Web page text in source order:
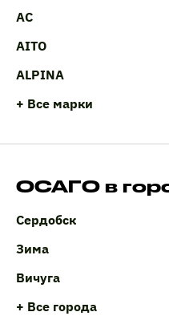
AC
AITO
ALPINA
+ Все марки
ОСАГО в
Сердобск
Зима
Вичуга
+ Все города